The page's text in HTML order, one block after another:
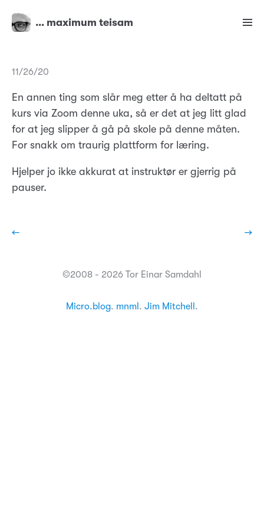
… maximum teisam
11/26/20
En annen ting som slår meg etter å ha deltatt på
kurs via Zoom denne uka, så er det at jeg litt glad
for at jeg slipper å gå på skole på denne måten.
For snakk om traurig plattform for læring.
Hjelper jo ikke akkurat at instruktør er gjerrig på
pauser.
← →
©2008 - 2026 Tor Einar Samdahl
Micro.blog. mnml . Jim Mitchell .